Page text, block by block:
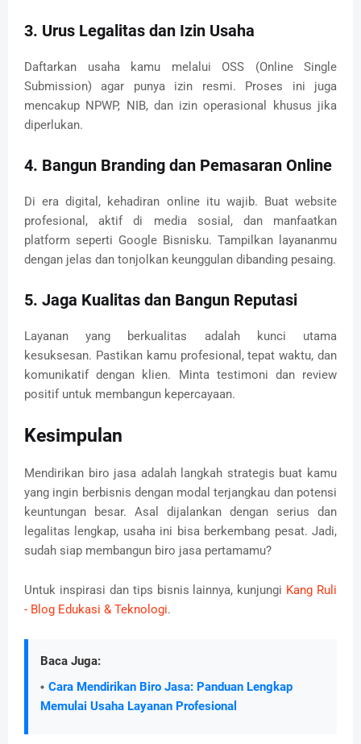
3. Urus Legalitas dan Izin Usaha
Daftarkan usaha kamu melalui OSS (Online Single
Submission) agar punya izin resmi. Proses ini juga
mencakup NPWP, NIB, dan izin operasional khusus jika
diperlukan.
4. Bangun Branding dan Pemasaran Online
Di era digital, kehadiran online itu wajib. Buat website
profesional, aktif di media sosial, dan manfaatkan
platform seperti Google Bisnisku. Tampilkan layananmu
dengan jelas dan tonjolkan keunggulan dibanding pesaing.
5. Jaga Kualitas dan Bangun Reputasi
Layanan yang berkualitas adalah kunci utama
kesuksesan. Pastikan kamu profesional, tepat waktu, dan
komunikatif dengan klien. Minta testimoni dan review
positif untuk membangun kepercayaan.
Kesimpulan
Mendirikan biro jasa adalah langkah strategis buat kamu
yang ingin berbisnis dengan modal terjangkau dan potensi
keuntungan besar. Asal dijalankan dengan serius dan
legalitas lengkap, usaha ini bisa berkembang pesat. Jadi,
sudah siap membangun biro jasa pertamamu?
Untuk inspirasi dan tips bisnis lainnya, kunjungi Kang Ruli
- Blog Edukasi & Teknologi.
Baca Juga:
Cara Mendirikan Biro Jasa: Panduan Lengkap
Memulai Usaha Layanan Profesional